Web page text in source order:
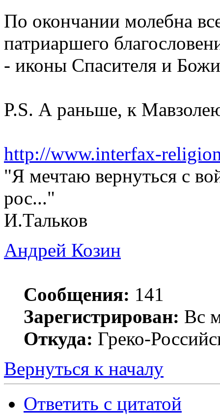
По окончании молебна
патриаршего
- иконы Спасителя и
P.S. А раньше, к
http://www.interfax-
"Я мечтаю вернуться с
рос..."
И.Тальков
Андрей Козин
Сообщения: 141
Зарегистрирован: Вс
Откуда: Греко-
Вернуться к началу
Ответить с цитатой